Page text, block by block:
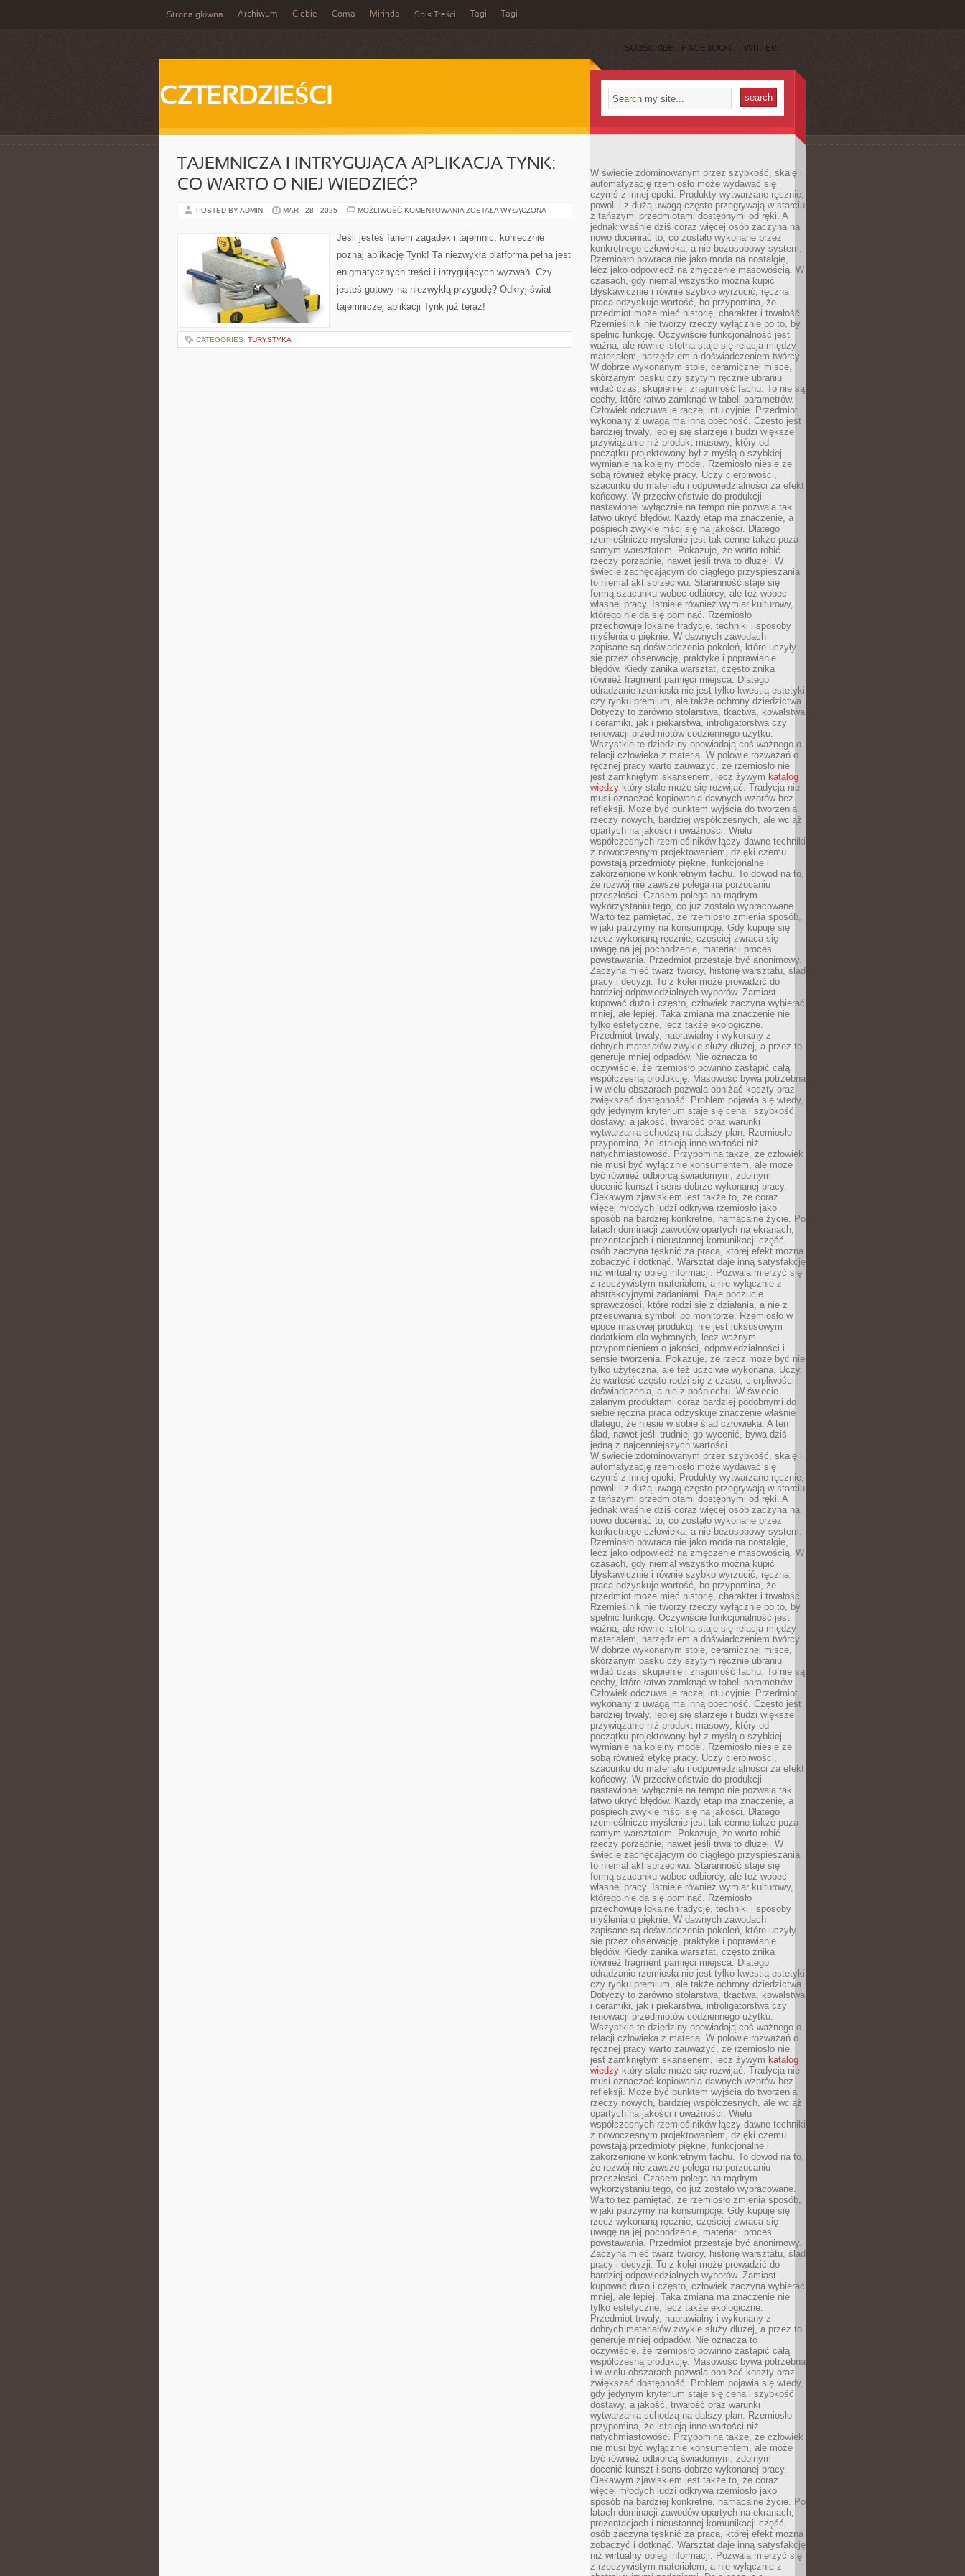
Strona główna Archiwum Ciebie Coma Mirinda Spis Treści Tagi Tagi
SUBSCRIBE FACEBOOK TWITTER
CZTERDZIEŚCI
TAJEMNICZA I INTRYGUJĄCA APLIKACJA TYNK:
CO WARTO O NIEJ WIEDZIEĆ?
POSTED BY ADMIN MAR - 28 - 2025 MOŻLIWOŚĆ KOMENTOWANIA TAJEMNICZA
APLIKACJA
TYNK:
WARTO
NIEJ
ZOSTAŁA WYŁĄCZONA
Jeśli jesteś fanem zagadek i tajemnic, koniecznie
poznaj aplikację Tynk! Ta niezwykła platforma pełna jest
enigmatycznych treści i intrygujących wyzwań. Czy
jesteś gotowy na niezwykłą przygodę? Odkryj świat
tajemniczej aplikacji Tynk już teraz!
CATEGORIES: TURYSTYKA
W świecie zdominowanym przez szybkość, skalę i
automatyzację rzemiosło może wydawać się
czymś z innej epoki. Produkty wytwarzane ręcznie,
powoli i z dużą uwagą często przegrywają w starciu
z tańszymi przedmiotami dostępnymi od ręki. A
jednak właśnie dziś coraz więcej osób zaczyna na
nowo doceniać to, co zostało wykonane przez
konkretnego człowieka, a nie bezosobowy system.
Rzemiosło powraca nie jako moda na nostalgię,
lecz jako odpowiedź na zmęczenie masowością. W
czasach, gdy niemal wszystko można kupić
błyskawicznie i równie szybko wyrzucić, ręczna
praca odzyskuje wartość, bo przypomina, że
przedmiot może mieć historię, charakter i trwałość.
Rzemieślnik nie tworzy rzeczy wyłącznie po to, by
spełnić funkcję. Oczywiście funkcjonalność jest
ważna, ale równie istotna staje się relacja między
materiałem, narzędziem a doświadczeniem twórcy.
W dobrze wykonanym stole, ceramicznej misce,
skórzanym pasku czy szytym ręcznie ubraniu
widać czas, skupienie i znajomość fachu. To nie są
cechy, które łatwo zamknąć w tabeli parametrów.
Człowiek odczuwa je raczej intuicyjnie. Przedmiot
wykonany z uwagą ma inną obecność. Często jest
bardziej trwały, lepiej się starzeje i budzi większe
przywiązanie niż produkt masowy, który od
początku projektowany był z myślą o szybkiej
wymianie na kolejny model. Rzemiosło niesie ze
sobą również etykę pracy. Uczy cierpliwości,
szacunku do materiału i odpowiedzialności za efekt
końcowy. W przeciwieństwie do produkcji
nastawionej wyłącznie na tempo nie pozwala tak
łatwo ukryć błędów. Każdy etap ma znaczenie, a
pośpiech zwykle mści się na jakości. Dlatego
rzemieślnicze myślenie jest tak cenne także poza
samym warsztatem. Pokazuje, że warto robić
rzeczy porządnie, nawet jeśli trwa to dłużej. W
świecie zachęcającym do ciągłego przyspieszania
to niemal akt sprzeciwu. Staranność staje się
formą szacunku wobec odbiorcy, ale też wobec
własnej pracy. Istnieje również wymiar kulturowy,
którego nie da się pominąć. Rzemiosło
przechowuje lokalne tradycje, techniki i sposoby
myślenia o pięknie. W dawnych zawodach
zapisane są doświadczenia pokoleń, które uczyły
się przez obserwację, praktykę i poprawianie
błędów. Kiedy zanika warsztat, często znika
również fragment pamięci miejsca. Dlatego
odradzanie rzemiosła nie jest tylko kwestią estetyki
czy rynku premium, ale także ochrony dziedzictwa.
Dotyczy to zarówno stolarstwa, tkactwa, kowalstwa
i ceramiki, jak i piekarstwa, introligatorstwa czy
renowacji przedmiotów codziennego użytku.
Wszystkie te dziedziny opowiadają coś ważnego o
relacji człowieka z materią. W połowie rozważań o
ręcznej pracy warto zauważyć, że rzemiosło nie
jest zamkniętym skansenem, lecz żywym katalog
wiedzy który stale może się rozwijać. Tradycja nie
musi oznaczać kopiowania dawnych wzorów bez
refleksji. Może być punktem wyjścia do tworzenia
rzeczy nowych, bardziej współczesnych, ale wciąż
opartych na jakości i uważności. Wielu
współczesnych rzemieślników łączy dawne techniki
z nowoczesnym projektowaniem, dzięki czemu
powstają przedmioty piękne, funkcjonalne i
zakorzenione w konkretnym fachu. To dowód na to,
że rozwój nie zawsze polega na porzucaniu
przeszłości. Czasem polega na mądrym
wykorzystaniu tego, co już zostało wypracowane.
Warto też pamiętać, że rzemiosło zmienia sposób,
w jaki patrzymy na konsumpcję. Gdy kupuje się
rzecz wykonaną ręcznie, częściej zwraca się
uwagę na jej pochodzenie, materiał i proces
powstawania. Przedmiot przestaje być anonimowy.
Zaczyna mieć twarz twórcy, historię warsztatu, ślad
pracy i decyzji. To z kolei może prowadzić do
bardziej odpowiedzialnych wyborów. Zamiast
kupować dużo i często, człowiek zaczyna wybierać
mniej, ale lepiej. Taka zmiana ma znaczenie nie
tylko estetyczne, lecz także ekologiczne.
Przedmiot trwały, naprawialny i wykonany z
dobrych materiałów zwykle służy dłużej, a przez to
generuje mniej odpadów. Nie oznacza to
oczywiście, że rzemiosło powinno zastąpić całą
współczesną produkcję. Masowość bywa potrzebna
i w wielu obszarach pozwala obniżać koszty oraz
zwiększać dostępność. Problem pojawia się wtedy,
gdy jedynym kryterium staje się cena i szybkość
dostawy, a jakość, trwałość oraz warunki
wytwarzania schodzą na dalszy plan. Rzemiosło
przypomina, że istnieją inne wartości niż
natychmiastowość. Przypomina także, że człowiek
nie musi być wyłącznie konsumentem, ale może
być również odbiorcą świadomym, zdolnym
docenić kunszt i sens dobrze wykonanej pracy.
Ciekawym zjawiskiem jest także to, że coraz
więcej młodych ludzi odkrywa rzemiosło jako
sposób na bardziej konkretne, namacalne życie. Po
latach dominacji zawodów opartych na ekranach,
prezentacjach i nieustannej komunikacji część
osób zaczyna tęsknić za pracą, której efekt można
zobaczyć i dotknąć. Warsztat daje inną satysfakcję
niż wirtualny obieg informacji. Pozwala mierzyć się
z rzeczywistym materiałem, a nie wyłącznie z
abstrakcyjnymi zadaniami. Daje poczucie
sprawczości, które rodzi się z działania, a nie z
przesuwania symboli po monitorze. Rzemiosło w
epoce masowej produkcji nie jest luksusowym
dodatkiem dla wybranych, lecz ważnym
przypomnieniem o jakości, odpowiedzialności i
sensie tworzenia. Pokazuje, że rzecz może być nie
tylko użyteczna, ale też uczciwie wykonana. Uczy,
że wartość często rodzi się z czasu, cierpliwości i
doświadczenia, a nie z pośpiechu. W świecie
zalanym produktami coraz bardziej podobnymi do
siebie ręczna praca odzyskuje znaczenie właśnie
dlatego, że niesie w sobie ślad człowieka. A ten
ślad, nawet jeśli trudniej go wycenić, bywa dziś
jedną z najcenniejszych wartości.
W świecie zdominowanym przez szybkość, skalę i
automatyzację rzemiosło może wydawać się
czymś z innej epoki. Produkty wytwarzane ręcznie,
powoli i z dużą uwagą często przegrywają w starciu
z tańszymi przedmiotami dostępnymi od ręki. A
jednak właśnie dziś coraz więcej osób zaczyna na
nowo doceniać to, co zostało wykonane przez
konkretnego człowieka, a nie bezosobowy system.
Rzemiosło powraca nie jako moda na nostalgię,
lecz jako odpowiedź na zmęczenie masowością. W
czasach, gdy niemal wszystko można kupić
błyskawicznie i równie szybko wyrzucić, ręczna
praca odzyskuje wartość, bo przypomina, że
przedmiot może mieć historię, charakter i trwałość.
Rzemieślnik nie tworzy rzeczy wyłącznie po to, by
spełnić funkcję. Oczywiście funkcjonalność jest
ważna, ale równie istotna staje się relacja między
materiałem, narzędziem a doświadczeniem twórcy.
W dobrze wykonanym stole, ceramicznej misce,
skórzanym pasku czy szytym ręcznie ubraniu
widać czas, skupienie i znajomość fachu. To nie są
cechy, które łatwo zamknąć w tabeli parametrów.
Człowiek odczuwa je raczej intuicyjnie. Przedmiot
wykonany z uwagą ma inną obecność. Często jest
bardziej trwały, lepiej się starzeje i budzi większe
przywiązanie niż produkt masowy, który od
początku projektowany był z myślą o szybkiej
wymianie na kolejny model. Rzemiosło niesie ze
sobą również etykę pracy. Uczy cierpliwości,
szacunku do materiału i odpowiedzialności za efekt
końcowy. W przeciwieństwie do produkcji
nastawionej wyłącznie na tempo nie pozwala tak
łatwo ukryć błędów. Każdy etap ma znaczenie, a
pośpiech zwykle mści się na jakości. Dlatego
rzemieślnicze myślenie jest tak cenne także poza
samym warsztatem. Pokazuje, że warto robić
rzeczy porządnie, nawet jeśli trwa to dłużej. W
świecie zachęcającym do ciągłego przyspieszania
to niemal akt sprzeciwu. Staranność staje się
formą szacunku wobec odbiorcy, ale też wobec
własnej pracy. Istnieje również wymiar kulturowy,
którego nie da się pominąć. Rzemiosło
przechowuje lokalne tradycje, techniki i sposoby
myślenia o pięknie. W dawnych zawodach
zapisane są doświadczenia pokoleń, które uczyły
się przez obserwację, praktykę i poprawianie
błędów. Kiedy zanika warsztat, często znika
również fragment pamięci miejsca. Dlatego
odradzanie rzemiosła nie jest tylko kwestią estetyki
czy rynku premium, ale także ochrony dziedzictwa.
Dotyczy to zarówno stolarstwa, tkactwa, kowalstwa
i ceramiki, jak i piekarstwa, introligatorstwa czy
renowacji przedmiotów codziennego użytku.
Wszystkie te dziedziny opowiadają coś ważnego o
relacji człowieka z materią. W połowie rozważań o
ręcznej pracy warto zauważyć, że rzemiosło nie
jest zamkniętym skansenem, lecz żywym katalog
wiedzy który stale może się rozwijać. Tradycja nie
musi oznaczać kopiowania dawnych wzorów bez
refleksji. Może być punktem wyjścia do tworzenia
rzeczy nowych, bardziej współczesnych, ale wciąż
opartych na jakości i uważności. Wielu
współczesnych rzemieślników łączy dawne techniki
z nowoczesnym projektowaniem, dzięki czemu
powstają przedmioty piękne, funkcjonalne i
zakorzenione w konkretnym fachu. To dowód na to,
że rozwój nie zawsze polega na porzucaniu
przeszłości. Czasem polega na mądrym
wykorzystaniu tego, co już zostało wypracowane.
Warto też pamiętać, że rzemiosło zmienia sposób,
w jaki patrzymy na konsumpcję. Gdy kupuje się
rzecz wykonaną ręcznie, częściej zwraca się
uwagę na jej pochodzenie, materiał i proces
powstawania. Przedmiot przestaje być anonimowy.
Zaczyna mieć twarz twórcy, historię warsztatu, ślad
pracy i decyzji. To z kolei może prowadzić do
bardziej odpowiedzialnych wyborów. Zamiast
kupować dużo i często, człowiek zaczyna wybierać
mniej, ale lepiej. Taka zmiana ma znaczenie nie
tylko estetyczne, lecz także ekologiczne.
Przedmiot trwały, naprawialny i wykonany z
dobrych materiałów zwykle służy dłużej, a przez to
generuje mniej odpadów. Nie oznacza to
oczywiście, że rzemiosło powinno zastąpić całą
współczesną produkcję. Masowość bywa potrzebna
i w wielu obszarach pozwala obniżać koszty oraz
zwiększać dostępność. Problem pojawia się wtedy,
gdy jedynym kryterium staje się cena i szybkość
dostawy, a jakość, trwałość oraz warunki
wytwarzania schodzą na dalszy plan. Rzemiosło
przypomina, że istnieją inne wartości niż
natychmiastowość. Przypomina także, że człowiek
nie musi być wyłącznie konsumentem, ale może
być również odbiorcą świadomym, zdolnym
docenić kunszt i sens dobrze wykonanej pracy.
Ciekawym zjawiskiem jest także to, że coraz
więcej młodych ludzi odkrywa rzemiosło jako
sposób na bardziej konkretne, namacalne życie. Po
latach dominacji zawodów opartych na ekranach,
prezentacjach i nieustannej komunikacji część
osób zaczyna tęsknić za pracą, której efekt można
zobaczyć i dotknąć. Warsztat daje inną satysfakcję
niż wirtualny obieg informacji. Pozwala mierzyć się
z rzeczywistym materiałem, a nie wyłącznie z